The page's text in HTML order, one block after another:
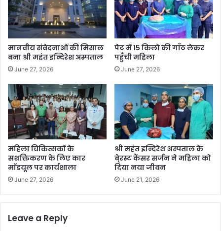
मानवीय संवेदनाओं की मिसाल
बना श्री महंत इन्दिरेश अस्पताल
June 27, 2026
पेट में 15 किलो की गाँठ लेकर
पहुँची महिला
June 27, 2026
महिला चिकित्सकों के
सशक्तिकरण के लिए कार
माॅडयूल पर कार्यशाला
June 27, 2026
श्री महंत इन्दिरेश अस्पताल के
बे्रस्ट कैंसर सर्जन ने महिला को
दिया नया जीवन
June 21, 2026
Leave a Reply